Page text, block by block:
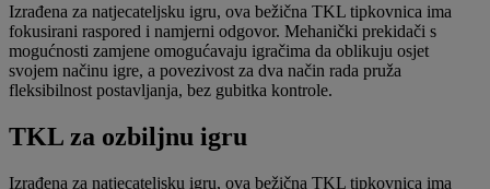
Izrađena za natjecateljsku igru, ova bežična TKL tipkovnica ima
fokusirani raspored i namjerni odgovor. Mehanički prekidači s
mogućnosti zamjene omogućavaju igračima da oblikuju osjet
svojem načinu igre, a povezivost za dva način rada pruža
fleksibilnost postavljanja, bez gubitka kontrole.
TKL za ozbiljnu igru
Izrađena za natjecateljsku igru, ova bežična TKL tipkovnica ima